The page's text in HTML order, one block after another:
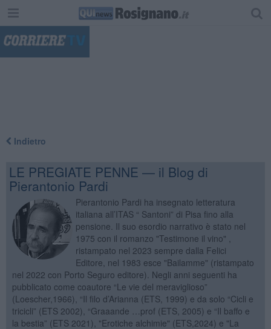
Indietro
LE PREGIATE PENNE — il Blog di
Pierantonio Pardi
Pierantonio Pardi ha insegnato letteratura
italiana all’ITAS “ Santoni” di Pisa fino alla
pensione. Il suo esordio narrativo è stato nel
1975 con il romanzo "Testimone il vino" ,
ristampato nel 2023 sempre dalla Felici
Editore, nel 1983 esce "Bailamme" (ristampato
nel 2022 con Porto Seguro editore). Negli anni seguenti ha
pubblicato come coautore “Le vie del meraviglioso”
(Loescher,1966), “Il filo d’Arianna (ETS, 1999) e da solo “Cicli e
tricicli” (ETS 2002), “Graaande …prof (ETS, 2005) e “Il baffo e
la bestia” (ETS 2021), "Erotiche alchimie" (ETS,2024) e "La